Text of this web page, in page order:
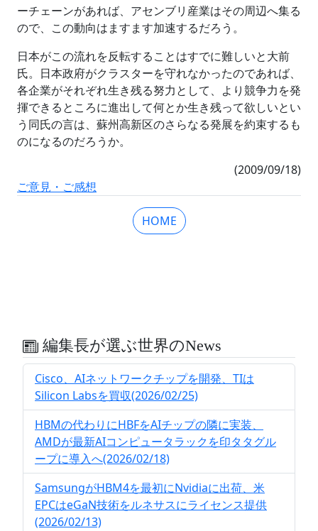
ーチェーンがあれば、アセンブリ産業はその周辺へ集る
ので、この動向はますます加速するだろう。
日本がこの流れを反転することはすでに難しいと大前
氏。日本政府がクラスターを守れなかったのであれば、
各企業がそれぞれ生き残る努力として、より競争力を発
揮できるところに進出して何とか生き残って欲しいとい
う同氏の言は、蘇州高新区のさらなる発展を約束するも
のになるのだろうか。
(2009/09/18)
ご意見・ご感想
HOME
編集長が選ぶ世界のNews
Cisco、AIネットワークチップを開発、TIは
Silicon Labsを買収(2026/02/25)
HBMの代わりにHBFをAIチップの隣に実装、
AMDが最新AIコンピュータラックを印タタグル
ープに導入へ(2026/02/18)
SamsungがHBM4を最初にNvidiaに出荷、米
EPCはeGaN技術をルネサスにライセンス提供
(2026/02/13)